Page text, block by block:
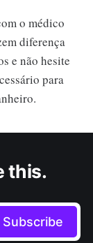
o médico
diferença
e não hesite
para
this.
Subscribe